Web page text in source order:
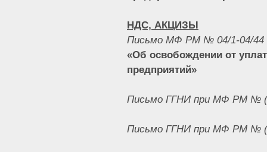
НДС, АКЦИЗЫ
Письмо МФ РМ № 04/1-04/44
«Об освобождении от
предприятий»
Письмо ГГНИ при МФ РМ №
Письмо ГГНИ при МФ РМ №